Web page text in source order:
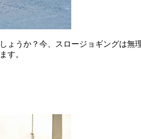
ょうか？今、スロージョギングは
す。